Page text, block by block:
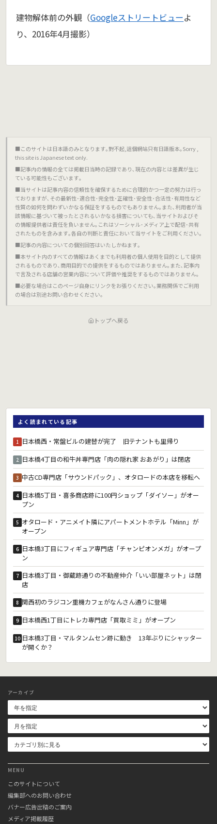
建物解体前の外観（Googleストリートビューよ
り、2016年4月撮影）
■このサイトは日本語のみとなります｡對不起,這個網站只有日語版本｡Sorry ,
this site is Japanese text only.
■記事内の情報の全ては掲載日当時の記録であり､現在の内容とは差異が生じ
ている可能性もございます｡
■当サイトは記事内容の信頼性を確保するために合理的かつ一定の努力は行っ
ておりますが､その最新性･適合性･完全性･正確性･安全性･合法性･有用性など
性質の如何を問わずいかなる保証をするものでもありません｡また､利用者が当
該情報に基づいて被ったとされるいかなる損害についても､当サイトおよびそ
の情報提供者は責任を負いません｡これはソーシャル･メディア上で配信･共有
されたものを含みます｡各自の判断と責任において当サイトをご利用ください｡
■記事の内容についての個別回答はいたしかねます｡
■本サイト内のすべての情報はあくまでも利用者の個人使用を目的として提供
されるものであり､商用目的での提供をするものではありません｡また､記事内
で言及される店舗の営業内容について評価や推奨をするものではありません｡
■必要な場合はこのページ自身にリンクをお張りください｡業務関係でご利用
の場合は別途お問い合わせください｡
トップへ戻る
よく読まれている記事
1 日本橋西・常盤ビルの建替が完了 旧テナントも里帰り
2 日本橋4丁目の和牛丼専門店「肉の隠れ家 おあがり」は閉店
3 中古CD専門店「サウンドパック」、オタロードの本店を移転へ
4 日本橋5丁目・喜多商店跡に100円ショップ「ダイソー」がオー
プン
5 オタロード・アニメイト隣にアパートメントホテル「Minn」が
オープン
6 日本橋3丁目にフィギュア専門店「チャンピオンメガ」がオープ
ン
7 日本橋3丁目・御蔵跡通りの不動産仲介「いい部屋ネット」は閉
店
8 関西初のラジコン重機カフェがなんさん通りに登場
9 日本橋西1丁目にトレカ専門店「買取ミミ」がオープン
10 日本橋3丁目・マルタンムセン跡に動き 13年ぶりにシャッター
が開くか？
アーカイブ
MENU
このサイトについて
編集部へのお問い合わせ
バナー広告出稿のご案内
メディア掲載履歴